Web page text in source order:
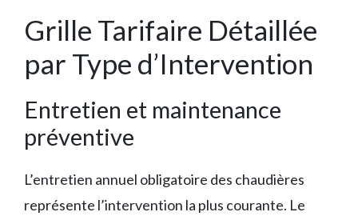
Grille Tarifaire Détaillée
par Type d’Intervention
Entretien et maintenance
préventive
L’entretien annuel obligatoire des chaudières
représente l’intervention la plus courante. Le